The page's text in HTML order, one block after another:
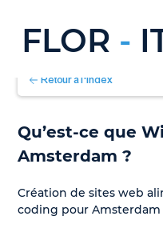
FLOR -
Retour à l'index
Qu’est-ce que
Amsterdam ?
Création de sites web
coding pour Amsterdam